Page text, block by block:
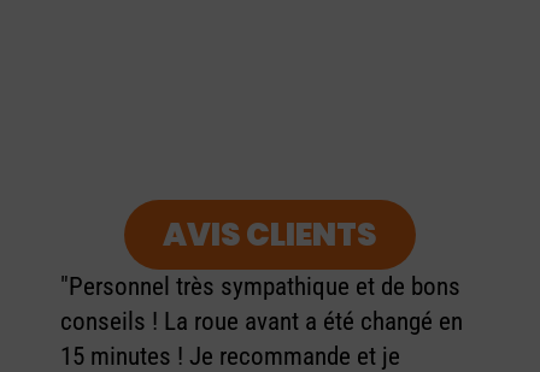
AVIS CLIENTS
"Personnel très sympathique et de bons
conseils ! La roue avant a été changé en
15 minutes ! Je recommande et je